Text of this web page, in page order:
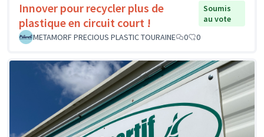
Innover pour recycler plus de
plastique en circuit court !
Soumis
au vote
METAMORF PRECIOUS PLASTIC TOURAINE
0 0